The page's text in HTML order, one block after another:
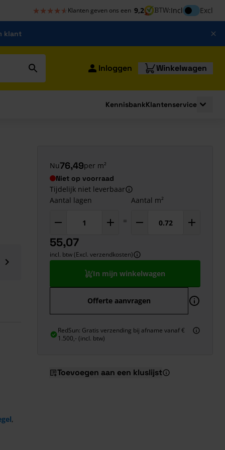
★★★★★
★★★★★ Klanten geven ons een 9,2 BTW:InclInclusief btw
Excl
klant
Inloggen Winkelwagen
for Bouwshop
KennisbankKlantenservice
,
Nu76,49per m²
Niet op voorraad
Tijdelijk niet leverbaar
Aantal lagen
=
Aantal m²
55,07
incl. btw (Excl. verzendkosten)
In mijn winkelwagen
Offerte aanvragen
RedSun: Gratis verzending bij afname vanaf €
1.500,- (incl. btw)
Toevoegen aan een kluslijst